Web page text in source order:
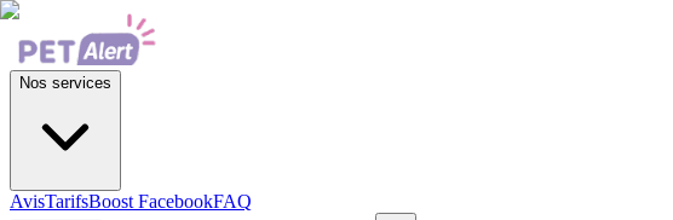
Nos services
AvisTarifsBoost FacebookFAQ